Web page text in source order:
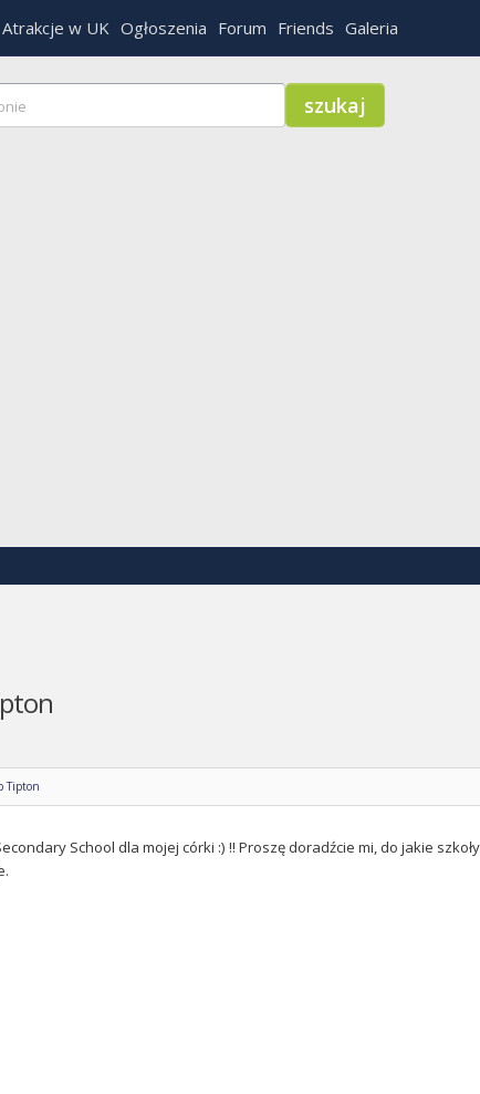
Atrakcje w UK Ogłoszenia Forum Friends Galeria
Tipton
School dla mojej córki :) !! Proszę doradźcie mi, do jakie